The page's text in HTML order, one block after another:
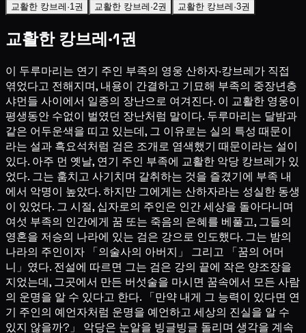
교활한 캉브레·1권 교활한 캉브레·2권 교활한 캉브레·3권
교활한 캉브레·1권
이 두루마리는 연기 주인 부족의 영웅 산하자·캉브레가 직접
엮었다고 전해지며, 내용이 간결하고 기묘해 부족의 중장년층
샤먼들 사이에서 일종의 장난으로 여겨진다. 이 교활한 영웅이
평생동안 수없이 벌였던 장난처럼 말이다. 두루마리는 달밤과
같은 어두운색을 띠고 있는데, 그 이유로는 실의 특성 때문이
라는 설과 흑요석처럼 검은 조개로 염색했기 때문이라는 설이
있다. 아주 먼 옛날, 연기 주인 부족에 교활한 악당 캉브레가 있
었다. 그는 훔치고 사기치며 갈취하는 것을 즐겼기에 부족 내
에서 악명이 높았다. 하지만 그에게는 산하자라는 성실한 동생
이 있었다. 그 시절, 십자로의 주인은 인간 세상을 돌아다니며
여섯 부족의 인간에게 꿈 또는 죽음의 은혜를 베풀고, 그들의
영혼을 저승의 나라에 있는 검은 강으로 인도했다. 그는 밤의
나라의 주인이자 「의술사의 아버지」 그리고 「꿈의 어머
니」였다. 전설에 따르면 그는 검은 강의 끝에 작은 양조장을
지었는데, 그곳에서 만든 버섯술을 마시면 꿈속에서 모든 사람
의 운명을 알 수 있다고 한다. 「만약 내게 그 능력이 있다면 연
기 주인의 예언자처럼 운명을 예언하고 세상의 진실을 알 수
있지 않을까?」 악당은 눈알을 빙글빙글 돌리며 생각을 계속